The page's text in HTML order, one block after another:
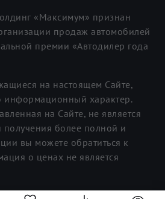
«Максимум» признан
продаж автомобилей
премии «Автодилер года
на настоящем Сайте,
информационный характер.
на Сайте, не является
более полной и
вы можете обратиться к
о ценах не является